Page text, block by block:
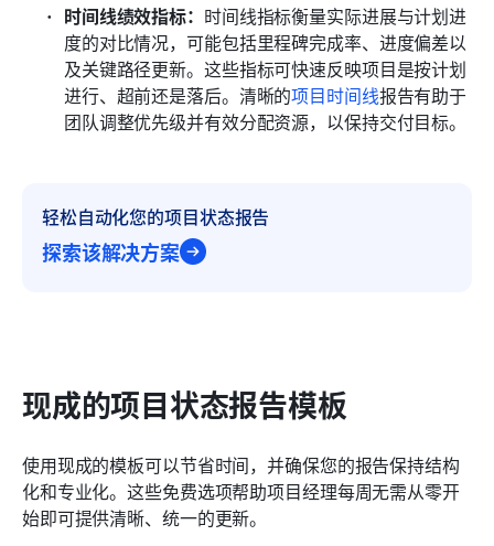
时间线绩效指标： 时间线指标衡量实际进展与计划进
度的对比情况，可能包括里程碑完成率、进度偏差以
及关键路径更新。这些指标可快速反映项目是按计划
进行、超前还是落后。清晰的项目时间线报告有助于
团队调整优先级并有效分配资源，以保持交付目标。
轻松自动化您的项目状态报告
探索该解决方案
现成的项目状态报告模板
使用现成的模板可以节省时间，并确保您的报告保持结构
化和专业化。这些免费选项帮助项目经理每周无需从零开
始即可提供清晰、统一的更新。